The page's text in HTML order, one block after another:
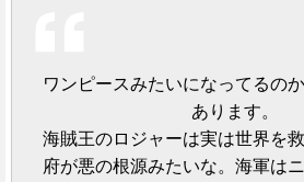
ワンピースみたいになってるの
あります。
海賊王のロジャーは実は世界を
府が悪の根源みたいな。海軍は